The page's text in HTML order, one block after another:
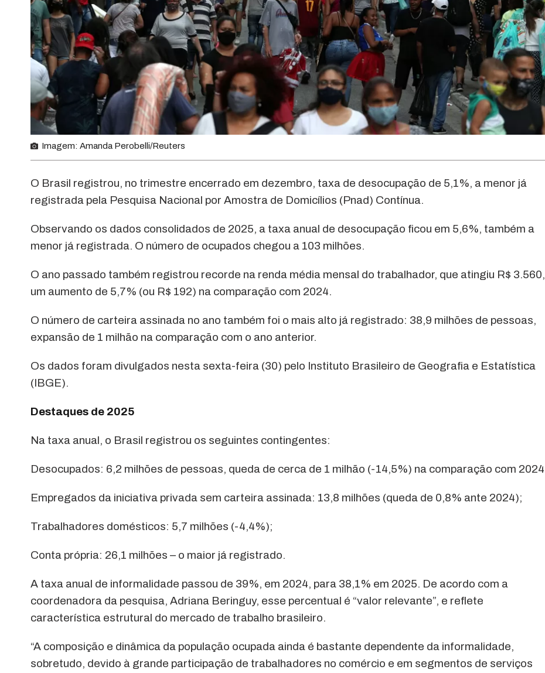
Imagem: Amanda Perobelli/Reuters
O Brasil registrou, no trimestre encerrado em dezembro, taxa de desocupação de 5,1%, a menor já
registrada pela Pesquisa Nacional por Amostra de Domicílios (Pnad) Contínua.
Observando os dados consolidados de 2025, a taxa anual de desocupação ficou em 5,6%, também a
menor já registrada. O número de ocupados chegou a 103 milhões.
O ano passado também registrou recorde na renda média mensal do trabalhador, que atingiu R$ 3.560,
um aumento de 5,7% (ou R$ 192) na comparação com 2024.
O número de carteira assinada no ano também foi o mais alto já registrado: 38,9 milhões de pessoas,
expansão de 1 milhão na comparação com o ano anterior.
Os dados foram divulgados nesta sexta-feira (30) pelo Instituto Brasileiro de Geografia e Estatística
(IBGE).
Destaques de 2025
Na taxa anual, o Brasil registrou os seguintes contingentes:
Desocupados: 6,2 milhões de pessoas, queda de cerca de 1 milhão (-14,5%) na comparação com 2024
Empregados da iniciativa privada sem carteira assinada: 13,8 milhões (queda de 0,8% ante 2024);
Trabalhadores domésticos: 5,7 milhões (-4,4%);
Conta própria: 26,1 milhões – o maior já registrado.
A taxa anual de informalidade passou de 39%, em 2024, para 38,1% em 2025. De acordo com a
coordenadora da pesquisa, Adriana Beringuy, esse percentual é “valor relevante”, e reflete
característica estrutural do mercado de trabalho brasileiro.
“A composição e dinâmica da população ocupada ainda é bastante dependente da informalidade,
sobretudo, devido à grande participação de trabalhadores no comércio e em segmentos de serviços